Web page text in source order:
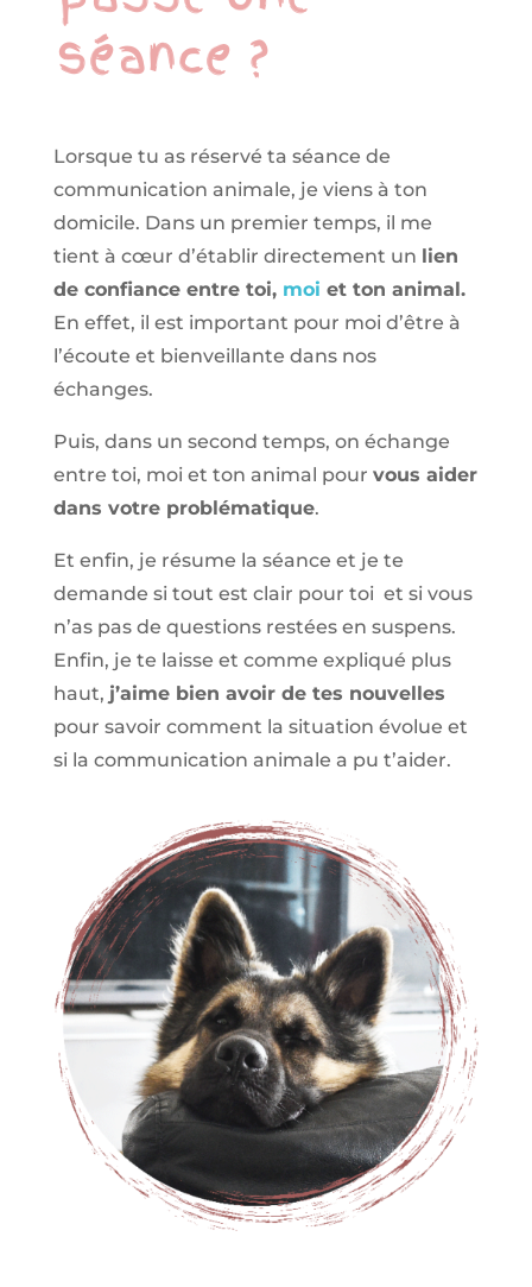
séance ?
Lorsque tu as réservé ta séance de
communication animale, je viens à ton
domicile. Dans un premier temps, il me
tient à cœur d’établir directement un lien
de confiance entre toi, moi et ton animal.
En effet, il est important pour moi d’être à
l’écoute et bienveillante dans nos
échanges.
Puis, dans un second temps, on échange
entre toi, moi et ton animal pour vous aider
dans votre problématique.
Et enfin, je résume la séance et je te
demande si tout est clair pour toi et si vous
n’as pas de questions restées en suspens.
Enfin, je te laisse et comme expliqué plus
haut, j’aime bien avoir de tes nouvelles
pour savoir comment la situation évolue et
si la communication animale a pu t’aider.